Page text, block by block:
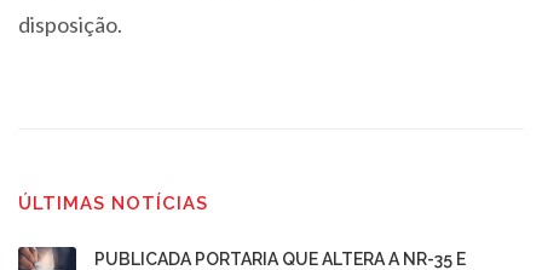
disposição.
ÚLTIMAS NOTÍCIAS
PUBLICADA PORTARIA QUE ALTERA A NR-35 E